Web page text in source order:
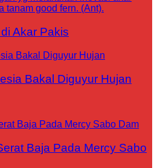
Akar Pakis
Bakal Diguyur Hujan
Baja Pada Mercy Sabo